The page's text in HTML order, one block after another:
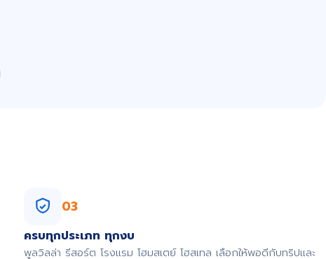
03
ครบทุกประเภท ทุกงบ
พูลวิลล่า รีสอร์ต โรงแรม โฮมสเตย์ โฮสเทล เลือกให้พอดีกับทริปและ